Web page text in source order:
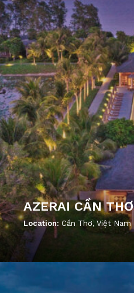
';
AZERAI CẦN THƠ
Location: Cần Thơ, Việt Nam